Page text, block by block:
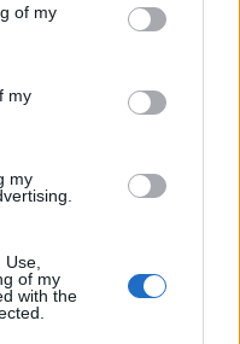
You may click to
its third-party tags to
in below Google
of my
my
my
of my
with the